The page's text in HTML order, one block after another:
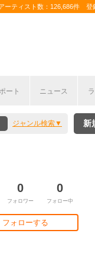
ーティスト数：126,686件 登
ート ニュース
ジャンル検索 新
0
フォロワー
0
フォロー中
フォローする